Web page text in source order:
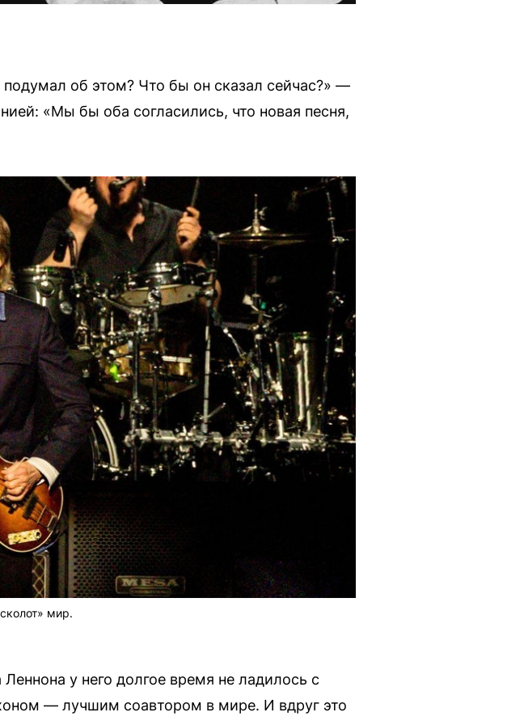
об этом? Что бы он сказал сейчас?» —
«Мы бы оба согласились, что новая песня,
мир.
у него долгое время не ладилось с
— лучшим соавтором в мире. И вдруг это